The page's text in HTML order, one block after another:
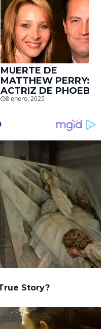
MUERTE DE
MATTHEW PERRY:
ACTRIZ DE PHOEBE,
EN ‘FRIENDS’,
EMOTIVO MENSAJE
QUE EL ACTOR LE
DEJÓ
8 enero, 2025